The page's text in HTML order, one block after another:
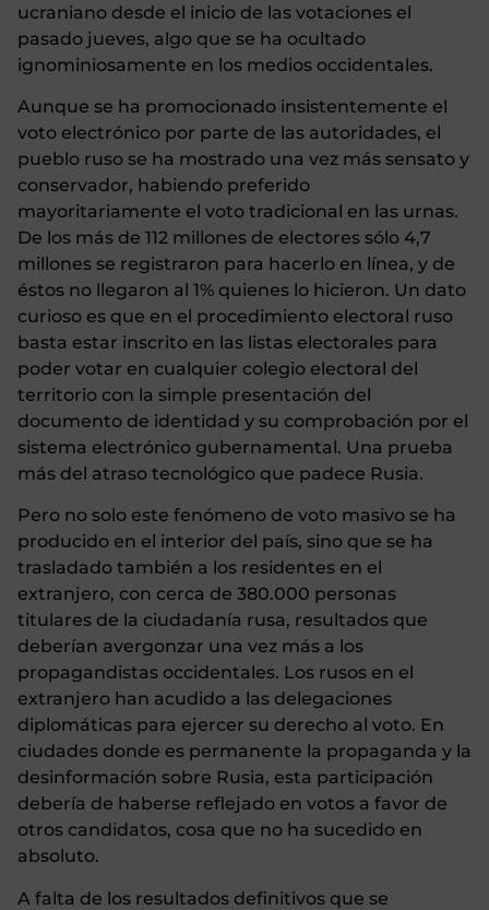
ucraniano desde el inicio de las votaciones el
pasado jueves, algo que se ha ocultado
ignominiosamente en los medios occidentales.
Aunque se ha promocionado insistentemente el
voto electrónico por parte de las autoridades, el
pueblo ruso se ha mostrado una vez más sensato y
conservador, habiendo preferido
mayoritariamente el voto tradicional en las urnas.
De los más de 112 millones de electores sólo 4,7
millones se registraron para hacerlo en línea, y de
éstos no llegaron al 1% quienes lo hicieron. Un dato
curioso es que en el procedimiento electoral ruso
basta estar inscrito en las listas electorales para
poder votar en cualquier colegio electoral del
territorio con la simple presentación del
documento de identidad y su comprobación por el
sistema electrónico gubernamental. Una prueba
más del atraso tecnológico que padece Rusia.
Pero no solo este fenómeno de voto masivo se ha
producido en el interior del país, sino que se ha
trasladado también a los residentes en el
extranjero, con cerca de 380.000 personas
titulares de la ciudadanía rusa, resultados que
deberían avergonzar una vez más a los
propagandistas occidentales. Los rusos en el
extranjero han acudido a las delegaciones
diplomáticas para ejercer su derecho al voto. En
ciudades donde es permanente la propaganda y la
desinformación sobre Rusia, esta participación
debería de haberse reflejado en votos a favor de
otros candidatos, cosa que no ha sucedido en
absoluto.
A falta de los resultados definitivos que se